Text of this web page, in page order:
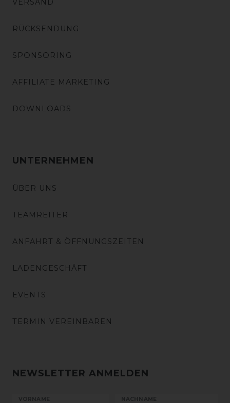
VERSAND
RÜCKSENDUNG
SPONSORING
AFFILIATE MARKETING
DOWNLOADS
UNTERNEHMEN
ÜBER UNS
TEAMREITER
ANFAHRT & ÖFFNUNGSZEITEN
LADENGESCHÄFT
EVENTS
TERMIN VEREINBAREN
NEWSLETTER ANMELDEN
VORNAME NACHNAME